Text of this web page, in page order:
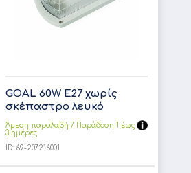
GOAL 60W Ε27 χωρίς
σκέπαστρο λευκό
Άμεση παραλαβή / Παράδoση 1 έως
3 ημέρες
ID:69-207216001